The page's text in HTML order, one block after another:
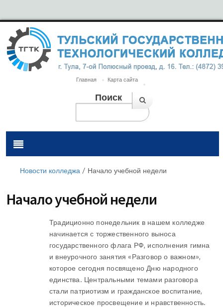
Главная Карта сайта
Поиск
Новости колледжа / Начало учебной недели
Начало учебной недели
Традиционно понедельник в нашем колледже
начинается с торжественного выноса
государственного флага РФ, исполнения гимна
и внеурочного занятия «Разговор о важном»,
которое сегодня посвящено Дню народного
единства. Центральными темами разговора
стали патриотизм и гражданское воспитание,
историческое просвещение и нравственность.